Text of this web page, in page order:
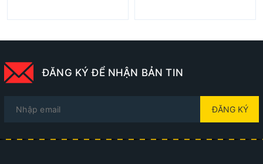
ĐĂNG KÝ ĐỂ NHẬN BẢN TIN
ĐĂNG KÝ